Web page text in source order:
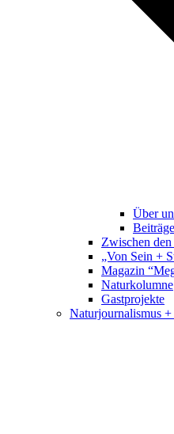
Über
Zwischen
„Von Sein +
Magazin
Naturkolumne
Gastprojekte
Naturjournalismus